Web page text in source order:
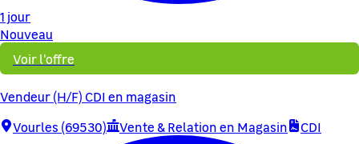
1 jour
Nouveau
Voir l'offre
Vendeur (H/F) CDI en magasin
Vourles (69530)
Vente & Relation en Magasin CDI